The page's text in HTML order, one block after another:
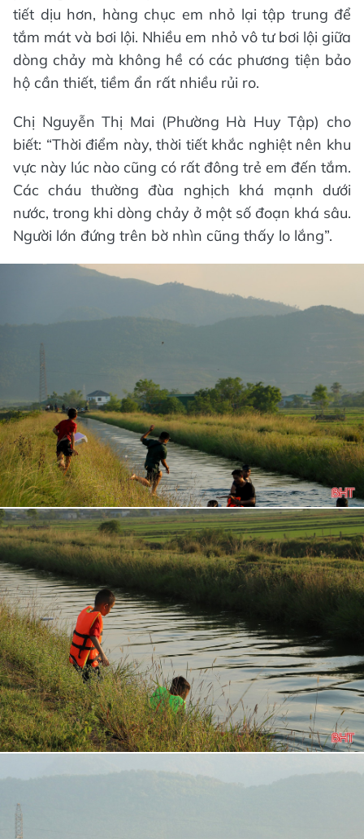
tiết dịu hơn, hàng chục em nhỏ lại tập trung để
tắm mát và bơi lội. Nhiều em nhỏ vô tư bơi lội giữa
dòng chảy mà không hề có các phương tiện bảo
hộ cần thiết, tiềm ẩn rất nhiều rủi ro.
Chị Nguyễn Thị Mai (Phường Hà Huy Tập) cho
biết: “Thời điểm này, thời tiết khắc nghiệt nên khu
vực này lúc nào cũng có rất đông trẻ em đến tắm.
Các cháu thường đùa nghịch khá mạnh dưới
nước, trong khi dòng chảy ở một số đoạn khá sâu.
Người lớn đứng trên bờ nhìn cũng thấy lo lắng”.